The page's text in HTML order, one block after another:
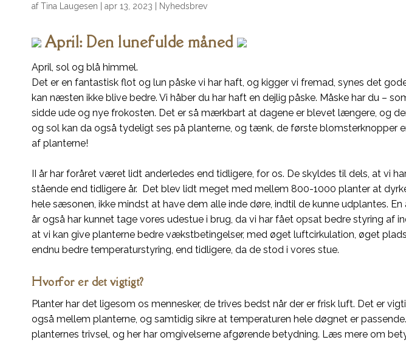
afTina Laugesen | apr 13, 2023 | Nyhedsbrev
April: Den lunefulde måned
April, sol og blå himmel.
Det er en fantastisk flot og lun påske vi har haft, og kigger vi fremad, synes det
kan næsten ikke blive bedre. Vi håber du har haft en dejlig påske. Måske har du –
sidde ude og nye frokosten. Det er så mærkbart at dagene er blevet længere, og
og sol kan da også tydeligt ses på planterne, og tænk, de første blomsterknopper
af planterne!
II år har foråret været lidt anderledes end tidligere, for os. De skyldes til dels, at vi
stående end tidligere år. Det blev lidt meget med mellem 800-1000 planter at
hele sæsonen, ikke mindst at have dem alle inde døre, indtil de kunne udplantes.
år også har kunnet tage vores udestue i brug, da vi har fået opsat bedre styring af
at vi kan give planterne bedre vækstbetingelser, med øget luftcirkulation, øget
endnu bedre temperaturstyring, end tidligere, da de stod i vores stue.
Hvorfor er det vigtigt?
Planter har det ligesom os mennesker, de trives bedst når der er frisk luft. Det er
også mellem planterne, og samtidig sikre at temperaturen hele døgnet er
planternes trivsel, og her har omgivelserne afgørende betydning. Læs mere om